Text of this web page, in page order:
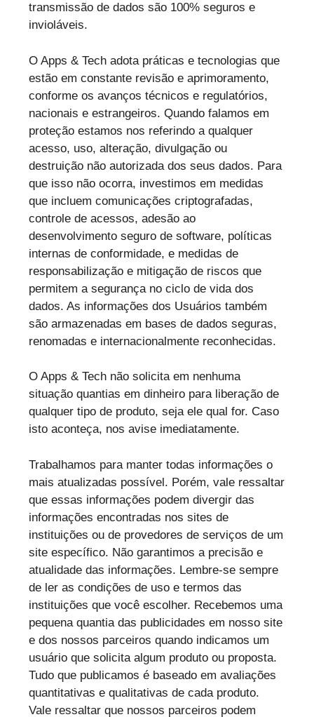
transmissão de dados são 100% seguros e
invioláveis.
O Apps & Tech adota práticas e tecnologias que
estão em constante revisão e aprimoramento,
conforme os avanços técnicos e regulatórios,
nacionais e estrangeiros. Quando falamos em
proteção estamos nos referindo a qualquer
acesso, uso, alteração, divulgação ou
destruição não autorizada dos seus dados. Para
que isso não ocorra, investimos em medidas
que incluem comunicações criptografadas,
controle de acessos, adesão ao
desenvolvimento seguro de software, políticas
internas de conformidade, e medidas de
responsabilização e mitigação de riscos que
permitem a segurança no ciclo de vida dos
dados. As informações dos Usuários também
são armazenadas em bases de dados seguras,
renomadas e internacionalmente reconhecidas.
O Apps & Tech não solicita em nenhuma
situação quantias em dinheiro para liberação de
qualquer tipo de produto, seja ele qual for. Caso
isto aconteça, nos avise imediatamente.
Trabalhamos para manter todas informações o
mais atualizadas possível. Porém, vale ressaltar
que essas informações podem divergir das
informações encontradas nos sites de
instituições ou de provedores de serviços de um
site específico. Não garantimos a precisão e
atualidade das informações. Lembre-se sempre
de ler as condições de uso e termos das
instituições que você escolher. Recebemos uma
pequena quantia das publicidades em nosso site
e dos nossos parceiros quando indicamos um
usuário que solicita algum produto ou proposta.
Tudo que publicamos é baseado em avaliações
quantitativas e qualitativas de cada produto.
Vale ressaltar que nossos parceiros podem